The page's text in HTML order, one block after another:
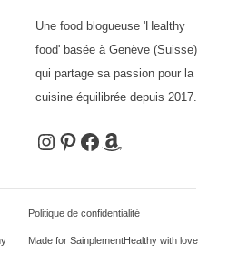
Une food blogueuse 'Healthy
food' basée à Genève (Suisse)
qui partage sa passion pour la
cuisine équilibrée depuis 2017.
Instagram
Pinterest
Facebook
Amazon
Politique de confidentialité
Made for SainplementHealthy with love